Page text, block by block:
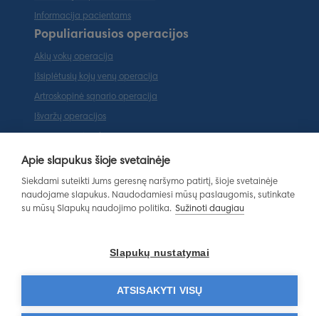
Apie slapukus šioje svetainėje
Siekdami suteikti Jums geresnę naršymo patirtį, šioje svetainėje
naudojame slapukus. Naudodamiesi mūsų paslaugomis, sutinkate
su mūsų Slapukų naudojimo politika. Sužinoti daugiau
Slapukų nustatymai
ATSISAKYTI VISŲ
Informacija pacientams
Populiariausios operacijos
Akių vokų operacija
Išsiplėtusių kojų venų operacija
Artroskopinė sąnario operacija
Išvaržų operacijos
Ausų plastinė operacija (otoplastika)
Populiariausios paslaugos
Magnetinio rezonanso tomografija
Ortopedo-traumatologo konsultacija
Gastroenterologo konsultacija
Dermatovenerologo konsultacija